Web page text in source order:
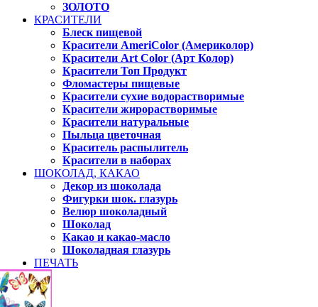
ЗОЛОТО
КРАСИТЕЛИ
Блеск пищевой
Красители AmeriColor (Америколор)
Красители Art Color (Арт Колор)
Красители Топ Продукт
Фломастеры пищевые
Красители сухие водорастворимые
Красители жирорастворимые
Красители натуральные
Пыльца цветочная
Краситель распылитель
Красители в наборах
ШОКОЛАД, КАКАО
Декор из шоколада
Фигурки шок. глазурь
Велюр шоколадный
Шоколад
Какао и какао-масло
Шоколадная глазурь
ПЕЧАТЬ